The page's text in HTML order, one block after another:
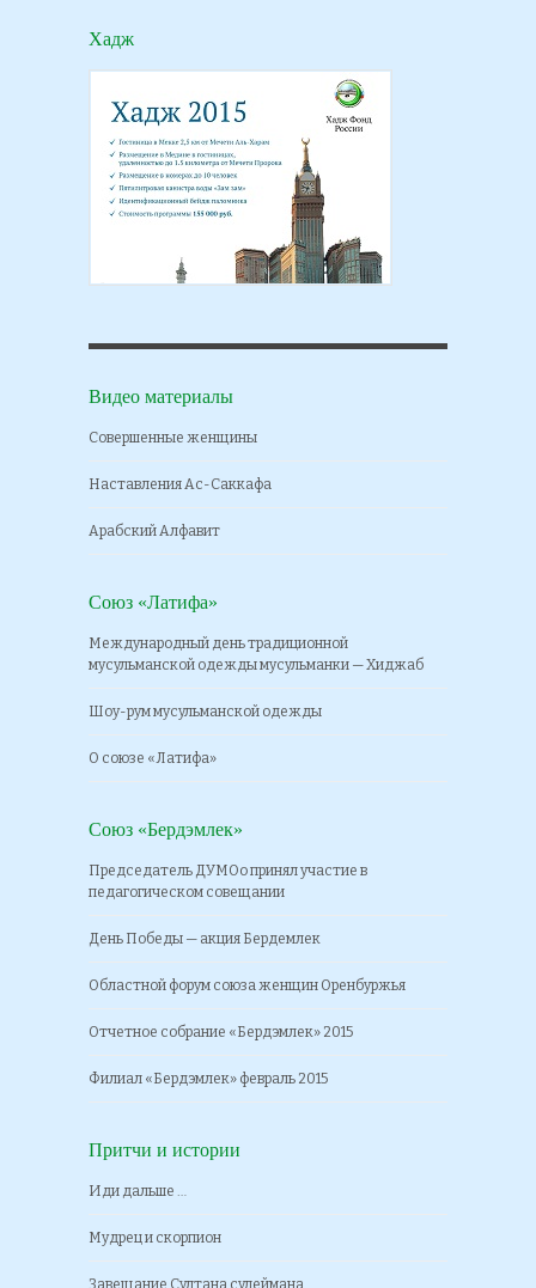
Хадж
Видео материалы
Совершенные женщины
Наставления Ас-Саккафа
Арабский Алфавит
Союз «Латифа»
Международный день традиционной
мусульманской одежды мусульманки — Хиджаб
Шоу-рум мусульманской одежды
О союзе «Латифа»
Союз «Бердэмлек»
Председатель ДУМОо принял участие в
педагогическом совещании
День Победы — акция Бердемлек
Областной форум союза женщин Оренбуржья
Отчетное собрание «Бердэмлек» 2015
Филиал «Бердэмлек» февраль 2015
Притчи и истории
Иди дальше …
Мудрец и скорпион
Завещание Султана сулеймана